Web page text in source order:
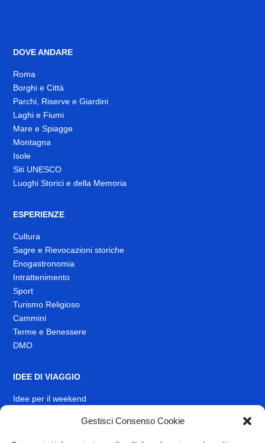
Gestisci Consenso Cookie
DOVE ANDARE
Roma
Borghi e Città
Parchi, Riserve e Giardini
Laghi e Fiumi
Mare e Spiagge
Montagna
Isole
Siti UNESCO
Luoghi Storici e della Memoria
ESPERIENZE
Cultura
Sagre e Rievocazioni storiche
Enogastronomia
Intrattenimento
Sport
Turismo Religioso
Cammini
Terme e Benessere
DMO
IDEE DI VIAGGIO
Idee per il weekend